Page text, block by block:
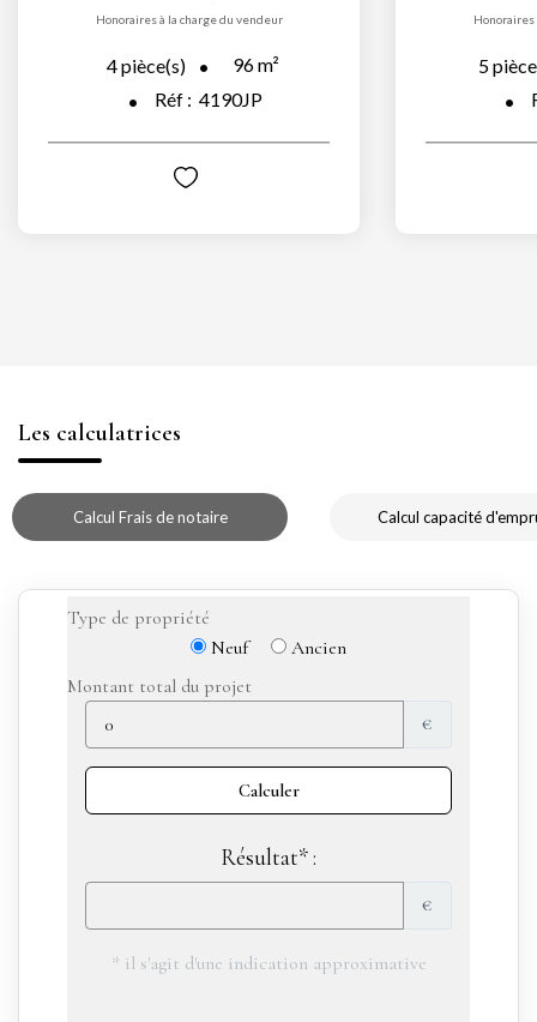
Honoraires à la charge du vendeur
4pièce(s) 96m²
Réf : 4190JP
Honoraires
5
Les calculatrices
Calcul Frais de notaire Calcul capacité